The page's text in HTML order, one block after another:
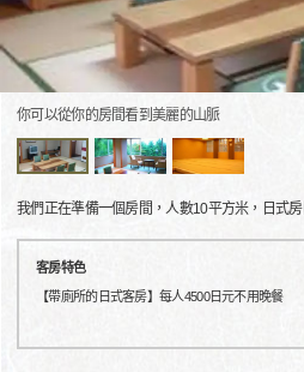
你可以從你的房間看到美麗的山脈
我們正在準備一個房間，人數10平方米，日式房
客房特色
【帶廁所的日式客房】每人4500日元不用晚餐